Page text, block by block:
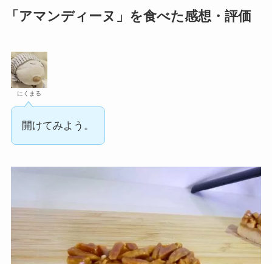
「アマンディーヌ」を食べた感想・評価
にくまる
開けてみよう。